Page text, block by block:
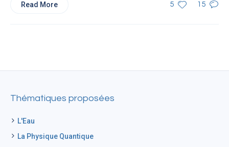
5 15
Read More
Thématiques proposées
L'Eau
La Physique Quantique